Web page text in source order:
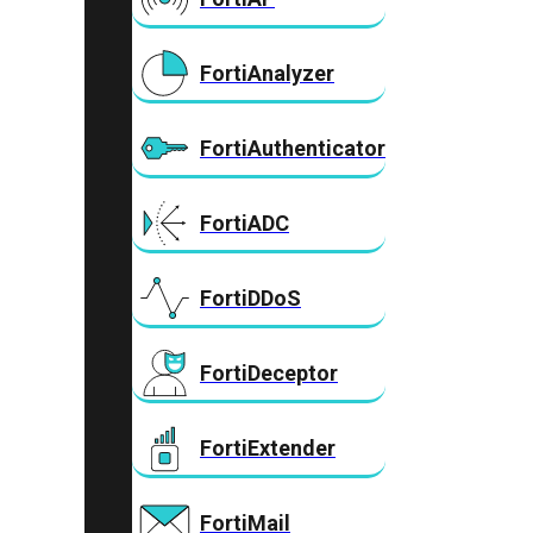
FortiAnalyzer
FortiAuthenticator
FortiADC
FortiDDoS
FortiDeceptor
FortiExtender
FortiMail